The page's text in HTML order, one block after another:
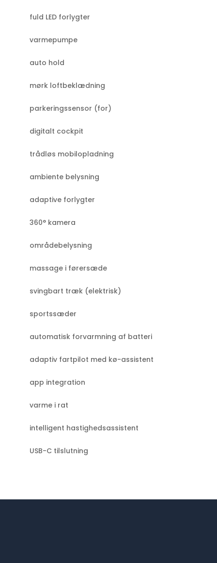
fuld LED forlygter
varmepumpe
auto hold
mørk loftbeklædning
parkeringssensor (for)
digitalt cockpit
trådløs mobilopladning
ambiente belysning
adaptive forlygter
360° kamera
områdebelysning
massage i førersæde
svingbart træk (elektrisk)
sportssæder
automatisk forvarmning af batteri
adaptiv fartpilot med kø-assistent
app integration
varme i rat
intelligent hastighedsassistent
USB-C tilslutning